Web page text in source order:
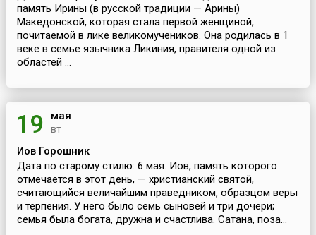
память Ирины (в русской традиции — Арины)
Македонской, которая стала первой женщиной,
почитаемой в лике великомучеников. Она родилась в 1
веке в семье язычника Ликиния, правителя одной из
областей ...
19 мая
вт
Иов Горошник
Дата по старому стилю: 6 мая. Иов, память которого
отмечается в этот день, — христианский святой,
считающийся величайшим праведником, образцом веры
и терпения. У него было семь сыновей и три дочери;
семья была богата, дружна и счастлива. Сатана, поза...